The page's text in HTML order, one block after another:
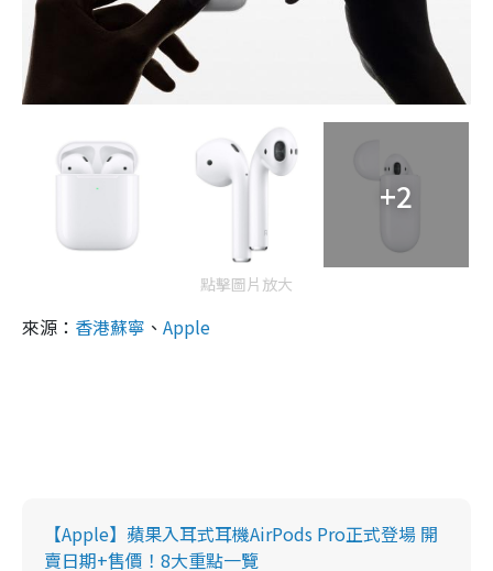
+2
點擊圖片放大
來源： 香港蘇寧 、 Apple
【Apple】蘋果入耳式耳機AirPods Pro正式登場 開
賣日期+售價！8大重點一覽